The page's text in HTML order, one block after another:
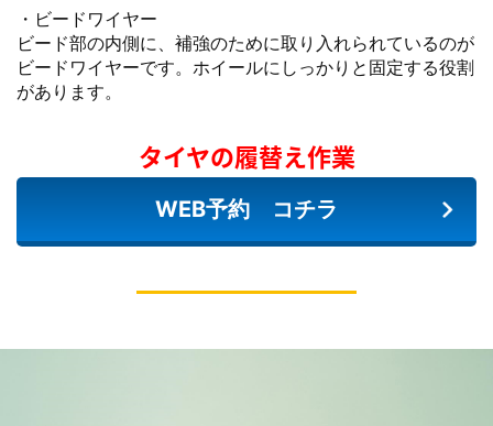
・ビードワイヤー
ビード部の内側に、補強のために取り入れられているのが
ビードワイヤーです。ホイールにしっかりと固定する役割
があります。
タイヤの履替え作業
WEB予約 コチラ